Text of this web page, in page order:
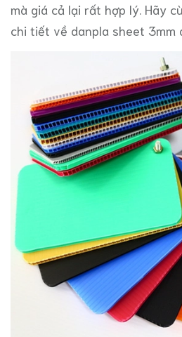
mà giá cả lại rất hợp lý. Hãy
chi tiết về danpla sheet 3mm